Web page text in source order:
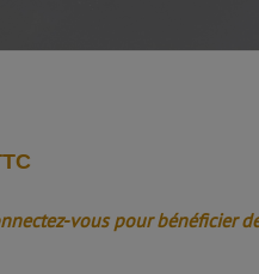
vous pour bénéficier